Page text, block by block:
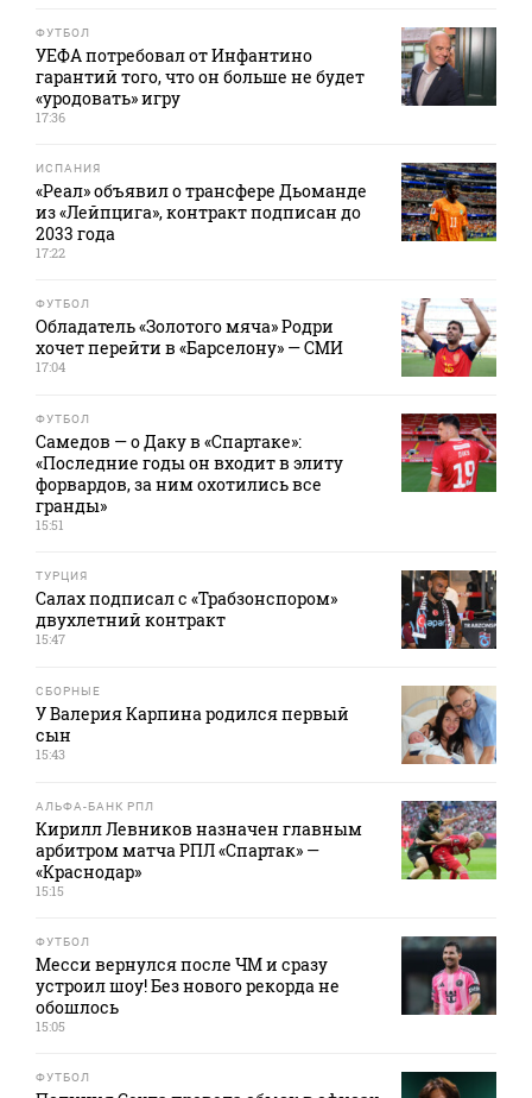
ФУТБОЛ
УЕФА потребовал от Инфантино
гарантий того, что он больше не будет
«уродовать» игру
17:36
ИСПАНИЯ
«Реал» объявил о трансфере Дьоманде
из «Лейпцига», контракт подписан до
2033 года
17:22
ФУТБОЛ
Обладатель «Золотого мяча» Родри
хочет перейти в «Барселону» — СМИ
17:04
ФУТБОЛ
Самедов — о Даку в «Спартаке»:
«Последние годы он входит в элиту
форвардов, за ним охотились все
гранды»
15:51
ТУРЦИЯ
Салах подписал с «Трабзонспором»
двухлетний контракт
15:47
СБОРНЫЕ
У Валерия Карпина родился первый
сын
15:43
АЛЬФА-БАНК РПЛ
Кирилл Левников назначен главным
арбитром матча РПЛ «Спартак» —
«Краснодар»
15:15
ФУТБОЛ
Месси вернулся после ЧМ и сразу
устроил шоу! Без нового рекорда не
обошлось
15:05
ФУТБОЛ